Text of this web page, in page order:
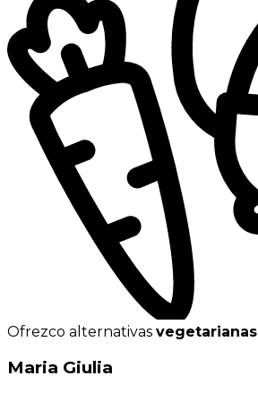
Ofrezco alternativas vegetarianas
Maria Giulia